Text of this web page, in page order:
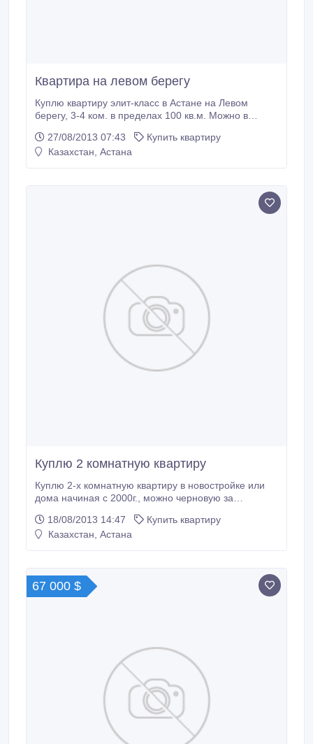
Квартира на левом берегу
Куплю квартиру элит-класс в Астане на Левом
берегу, 3-4 ком. в пределах 100 кв.м. Можно в
87022146500, 87025975139.
27/08/2013 07:43
Купить квартиру
Казахстан, Астана
Куплю 2 комнатную квартиру
Куплю 2-х комнатную квартиру в новостройке или
дома начиная с 2000г., можно черновую за
не предлагать..
18/08/2013 14:47
Купить квартиру
Казахстан, Астана
67 000 $